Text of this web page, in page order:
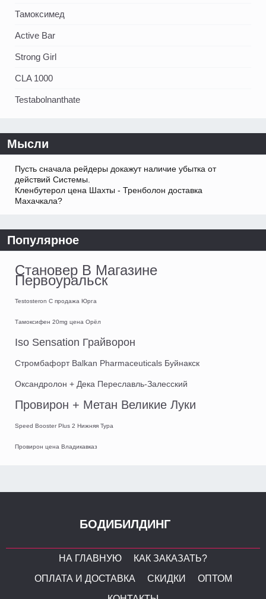
Тамоксимед
Active Bar
Strong Girl
CLA 1000
Testabolnanthate
Мысли
Пусть сначала рейдеры докажут наличие убытка от
действий Системы.
Кленбутерол цена Шахты - Тренболон доставка
Махачкала?
Популярное
Становер В Магазине
Первоуральск
Testosteron C продажа Юрга
Тамоксифен 20mg цена Орёл
Iso Sensation Грайворон
Стромбафорт Balkan Pharmaceuticals Буйнакск
Оксандролон + Дека Переславль-Залесский
Провирон + Метан Великие Луки
Speed Booster Plus 2 Нижняя Тура
Провирон цена Владикавказ
БОДИБИЛДИНГ
НА ГЛАВНУЮ
КАК ЗАКАЗАТЬ?
ОПЛАТА И ДОСТАВКА
СКИДКИ
ОПТОМ